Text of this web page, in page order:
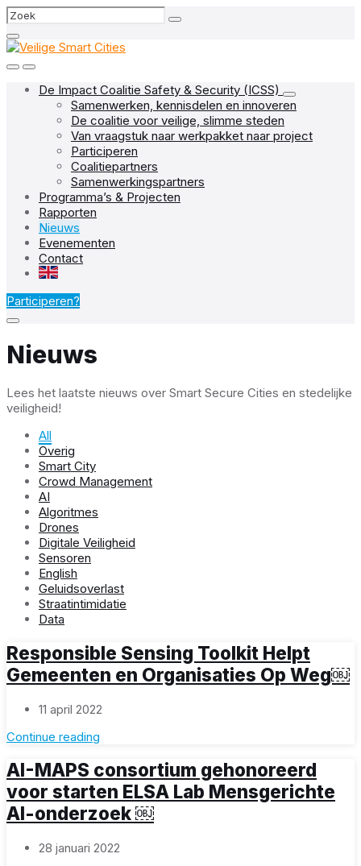
Skip
to
content
Skip
to
main
navigation
Skip
to
footer
Search
De Impact Coalitie Safety & Security (ICSS)
Samenwerken, kennisdelen en innoveren
De coalitie voor veilige, slimme steden
Van vraagstuk naar werkpakket naar project
Participeren
Coalitiepartners
Samenwerkingspartners
Programma’s & Projecten
Rapporten
Nieuws
Evenementen
Contact
EN
Participeren?
Nieuws
Lees het laatste nieuws over Smart Secure Cities en stedelijke
veiligheid!
All
Overig
Smart City
Crowd Management
AI
Algoritmes
Drones
Digitale Veiligheid
Sensoren
English
Geluidsoverlast
Straatintimidatie
Data
Responsible Sensing Toolkit Helpt
Gemeenten en Organisaties Op Weg￼
11 april 2022
Continue reading
AI-MAPS consortium gehonoreerd
voor starten ELSA Lab Mensgerichte
AI-onderzoek ￼
28 januari 2022